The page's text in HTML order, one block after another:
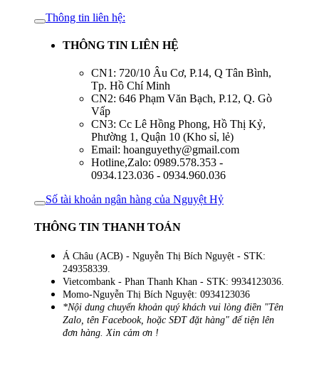
Thông tin liên hệ:
THÔNG TIN LIÊN HỆ
CN1: 720/10 Âu Cơ, P.14, Q Tân Bình,
Tp. Hồ Chí Minh
CN2: 646 Phạm Văn Bạch, P.12, Q. Gò
Vấp
CN3: Cc Lê Hồng Phong, Hồ Thị Kỷ,
Phường 1, Quận 10 (Kho sỉ, lẻ)
Email: hoanguyethy@gmail.com
Hotline,Zalo: 0989.578.353 -
0934.123.036 - 0934.960.036
Số tài khoản ngân hàng của Nguyệt Hỷ
THÔNG TIN THANH TOÁN
Á Châu (ACB) - Nguyễn Thị Bích Nguyệt - STK:
249358339.
Vietcombank - Phan Thanh Khan - STK: 9934123036.
Momo-Nguyễn Thị Bích Nguyệt: 0934123036
*Nội dung chuyển khoản quý khách vui lòng điền "Tên
Zalo, tên Facebook, hoặc SĐT đặt hàng" để tiện lên
đơn hàng. Xin cảm ơn !